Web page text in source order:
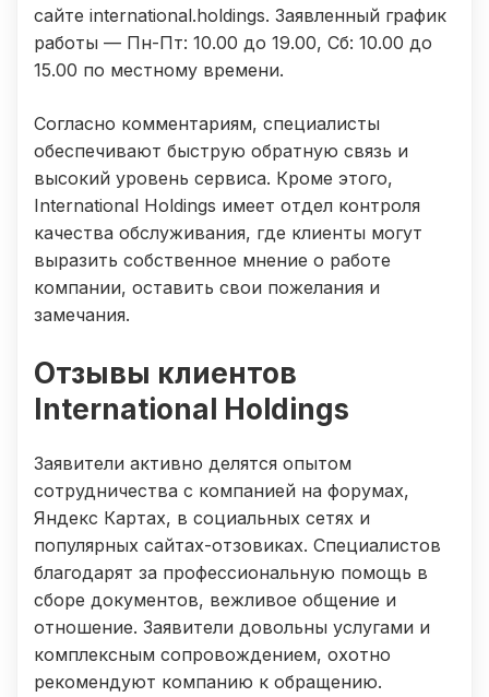
сайте international.holdings. Заявленный график
работы — Пн-Пт: 10.00 до 19.00, Сб: 10.00 до
15.00 по местному времени.
Согласно комментариям, специалисты
обеспечивают быструю обратную связь и
высокий уровень сервиса. Кроме этого,
International Holdings имеет отдел контроля
качества обслуживания, где клиенты могут
выразить собственное мнение о работе
компании, оставить свои пожелания и
замечания.
Отзывы клиентов
International Holdings
Заявители активно делятся опытом
сотрудничества с компанией на форумах,
Яндекс Картах, в социальных сетях и
популярных сайтах-отзовиках. Специалистов
благодарят за профессиональную помощь в
сборе документов, вежливое общение и
отношение. Заявители довольны услугами и
комплексным сопровождением, охотно
рекомендуют компанию к обращению.